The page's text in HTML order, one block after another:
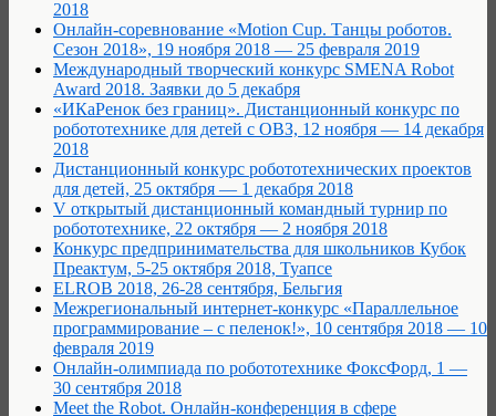
2018
Онлайн-соревнование «Motion Cup. Танцы роботов.
Сезон 2018», 19 ноября 2018 — 25 февраля 2019
Международный творческий конкурс SMENA Robot
Award 2018. Заявки до 5 декабря
«ИКаРенок без границ». Дистанционный конкурс по
робототехнике для детей с ОВЗ, 12 ноября — 14 декабря
2018
Дистанционный конкурс робототехнических проектов
для детей, 25 октября — 1 декабря 2018
V открытый дистанционный командный турнир по
робототехнике, 22 октября — 2 ноября 2018
Конкурс предпринимательства для школьников Кубок
Преактум, 5-25 октября 2018, Туапсе
ELROB 2018, 26-28 сентября, Бельгия
Межрегиональный интернет-конкурс «Параллельное
программирование – с пеленок!», 10 сентября 2018 — 10
февраля 2019
Онлайн-олимпиада по робототехнике ФоксФорд, 1 —
30 сентября 2018
Meet the Robot. Онлайн-конференция в сфере